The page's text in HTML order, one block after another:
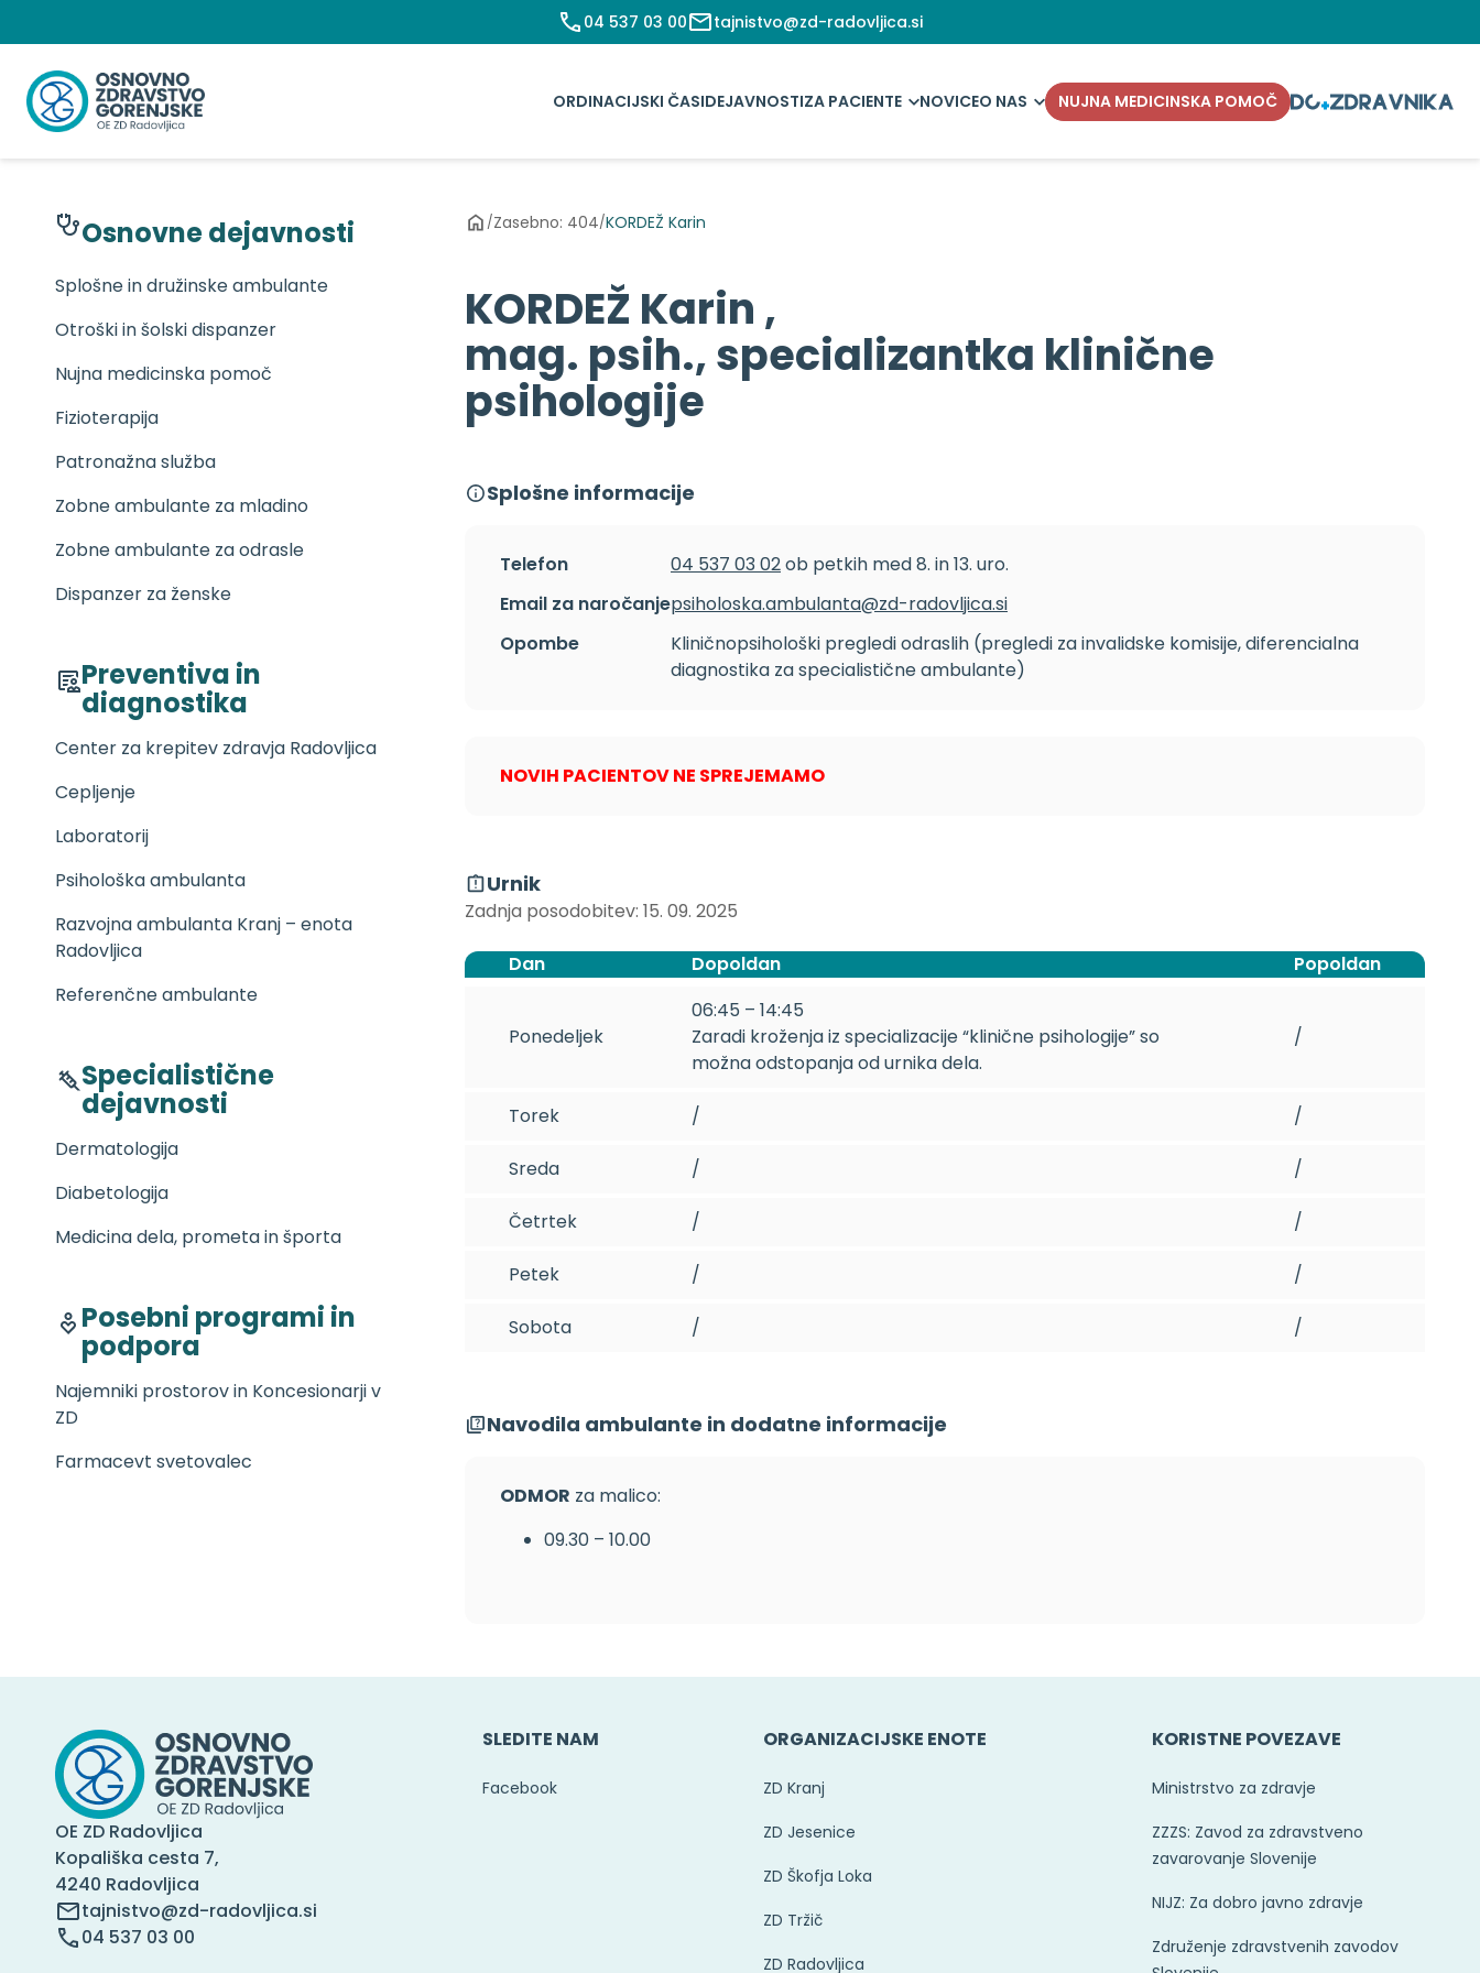
na
vsebino
04 537 03 00 tajnistvo@zd-radovljica.si
ORDINACIJSKI ČASIDEJAVNOSTIZA PACIENTE NOVICEO NAS NUJNA MEDICINSKA POMOČ
/Zasebno: 404/KORDEŽ Karin
KORDEŽ Karin ,
mag. psih., specializantka klinične
psihologije
Splošne informacije
Telefon 04 537 03 02ob petkih med 8. in 13. uro.
Email za naročanjepsiholoska.ambulanta@zd-radovljica.si
Opombe
Kliničnopsihološki pregledi odraslih (pregledi za invalidske komisije, diferencialna
diagnostika za specialistične ambulante)
NOVIH PACIENTOV NE SPREJEMAMO
Urnik
Zadnja posodobitev: 15. 09. 2025
Dan Dopoldan Popoldan
Ponedeljek
06:45 – 14:45
Zaradi kroženja iz specializacije “klinične psihologije” so
možna odstopanja od urnika dela.
/
Torek / /
Sreda / /
Četrtek / /
Petek / /
Sobota / /
Navodila ambulante in dodatne informacije
ODMOR za malico:
09.30 – 10.00
Osnovne dejavnosti
Splošne in družinske ambulante
Otroški in šolski dispanzer
Nujna medicinska pomoč
Fizioterapija
Patronažna služba
Zobne ambulante za mladino
Zobne ambulante za odrasle
Dispanzer za ženske
Preventiva in
diagnostika
Center za krepitev zdravja Radovljica
Cepljenje
Laboratorij
Psihološka ambulanta
Razvojna ambulanta Kranj – enota
Radovljica
Referenčne ambulante
Specialistične
dejavnosti
Dermatologija
Diabetologija
Medicina dela, prometa in športa
Posebni programi in
podpora
Najemniki prostorov in Koncesionarji v
ZD
Farmacevt svetovalec
OE ZD Radovljica
Kopališka cesta 7,
4240 Radovljica
tajnistvo@zd-radovljica.si
04 537 03 00
SLEDITE NAM
Facebook
ORGANIZACIJSKE ENOTE
ZD Kranj
ZD Jesenice
ZD Škofja Loka
ZD Tržič
ZD Radovljica
KORISTNE POVEZAVE
Ministrstvo za zdravje
ZZZS: Zavod za zdravstveno
zavarovanje Slovenije
NIJZ: Za dobro javno zdravje
Združenje zdravstvenih zavodov